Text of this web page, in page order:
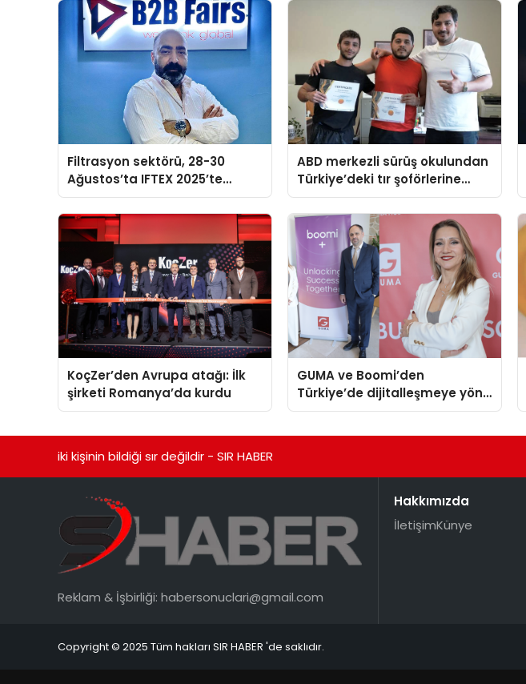
Filtrasyon sektörü, 28-30
Ağustos’ta IFTEX 2025’te
buluşacak
ABD merkezli sürüş okulundan
Türkiye’deki tır şoförlerine
davet
KoçZer’den Avrupa atağı: İlk
şirketi Romanya’da kurdu
GUMA ve Boomi’den
Türkiye’de dijitalleşmeye yön
verecek stratejik ortaklık
iki kişinin bildiği sır değildir - SIR HABER
Reklam & İşbirliği: habersonuclari@gmail.com
Hakkımızda
İletişimKünye
Copyright © 2025 Tüm hakları SIR HABER 'de saklıdır.